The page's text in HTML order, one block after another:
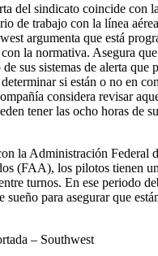
del sindicato coincide con
de trabajo con la línea
argumenta que está
la normativa. Asegura
sus sistemas de alerta que
si están o no en
considera revisar
tener las ocho horas de
la Administración Federal
(FAA), los pilotos tienen
turnos. En ese periodo
sueño para asegurar que
– Southwest